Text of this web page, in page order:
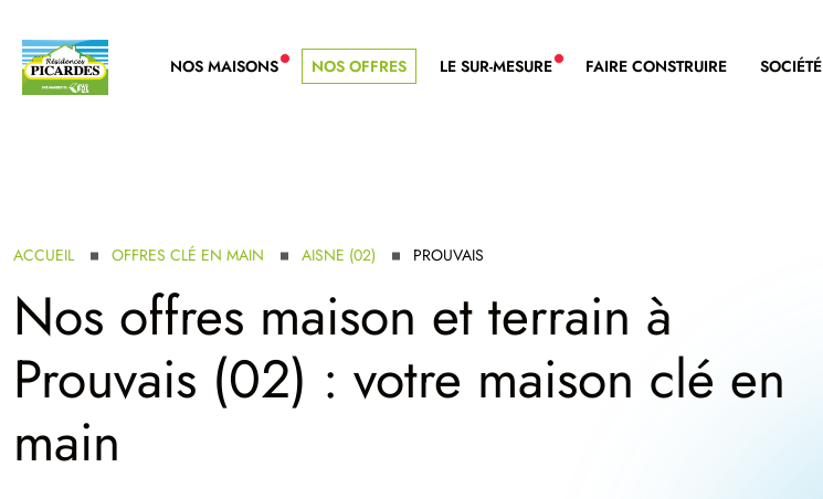
NOS MAISONS NOUVELLE GAMME
NOS OFFRES LE SUR-MESURE NOUVEAU SERVICE BDL EXTENSION
FAIRE CONSTRUIRE SOCIÉTÉ
ACCUEIL OFFRES CLÉ EN MAIN AISNE (02) PROUVAIS
Nos offres maison et terrain à
Prouvais (02) : votre maison clé en
main